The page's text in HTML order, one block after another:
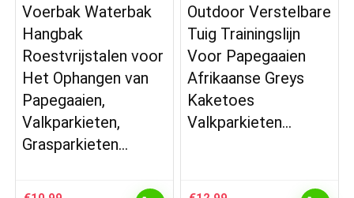
Voerbak Waterbak
Hangbak
Roestvrijstalen voor
Het Ophangen van
Papegaaien,
Valkparkieten,
Grasparkieten…
Outdoor Verstelbare
Tuig Trainingslijn
Voor Papegaaien
Afrikaanse Greys
Kaketoes
Valkparkieten…